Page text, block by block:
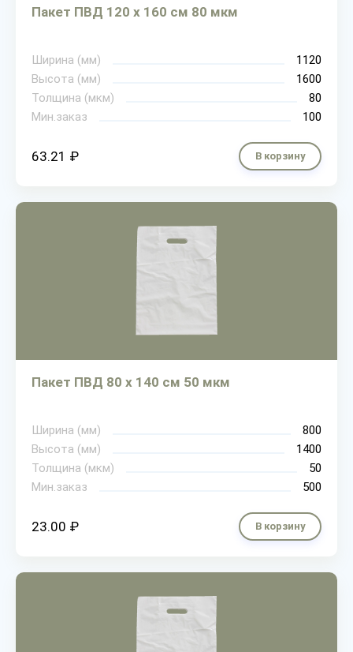
Пакет ПВД 120 х 160 см 80 мкм
Ширина (мм)
1120
Высота (мм)
1600
Толщина (мкм)
80
Мин.заказ
100
63.21 ₽ В корзину
Пакет ПВД 80 х 140 см 50 мкм
Ширина (мм)
800
Высота (мм)
1400
Толщина (мкм)
50
Мин.заказ
500
23.00 ₽ В корзину